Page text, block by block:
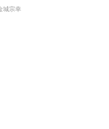
城宗幸